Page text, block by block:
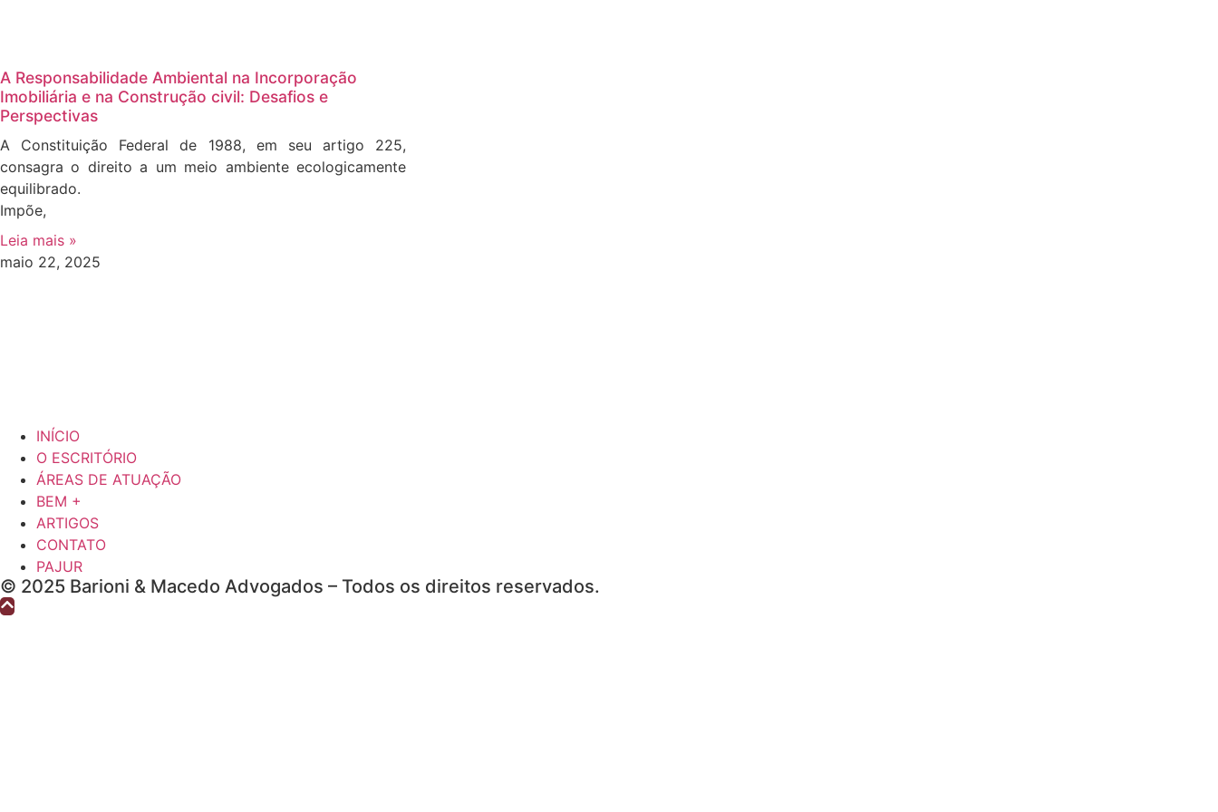
A Responsabilidade Ambiental na Incorporação
Imobiliária e na Construção civil: Desafios e
Perspectivas
A Constituição Federal de 1988, em seu artigo 225,
consagra o direito a um meio ambiente ecologicamente
equilibrado.
Impõe,
Leia mais »
maio 22, 2025
INÍCIO
O ESCRITÓRIO
ÁREAS DE ATUAÇÃO
BEM +
ARTIGOS
CONTATO
PAJUR
© 2025 Barioni & Macedo Advogados – Todos os direitos reservados.